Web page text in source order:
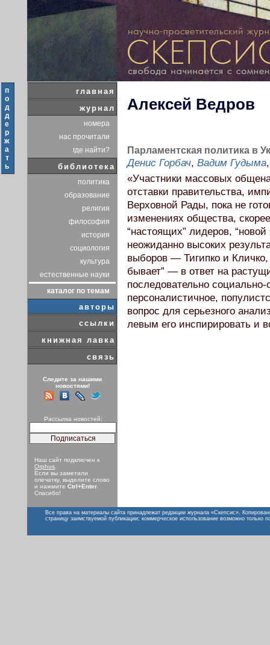
п
о
д
д
е
р
ж
а
т
ь
главная
журнал
номера
нас прочитали
где найти?
библиотека
политика
образование
религия
философия
история
социология
культура
естественные науки
каталог по темам
авторы
ссылки
книжная лавка
связь
Следите за нашими
новостями!
Рассылка новостей:
Наш сайт подключен к
Orphus
Если вы заметили
опечатку, выделите слово
и нажмите Ctrl+Enter
Спасибо!
Алексей Ведров
Парламентская политика в
Денис Горбач, Вадим Гудыма
«Участники массовых
отставки правительства,
Верховной Рады, пока не
изменениях общества,
“настоящих” лидеров,
неожиданно высоких
выборов — Тигипко и Кличко,
бывает” — в ответ на
последовательно
персоналистичное,
вопрос для серьезного
левым его инспирировать и
Все права на материалы сайта принадлежат редакции журнала «Скепсис».
страницу заимствуемой публикации; коммерческое использование возможно только